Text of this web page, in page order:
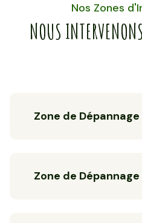
Nos Zones
NOUS
Zone de
Zone de